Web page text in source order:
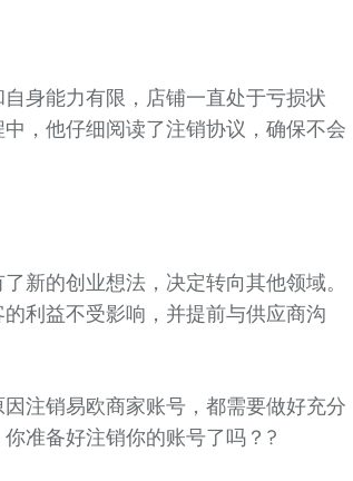
身能力有限，店铺一直处于亏损状
，他仔细阅读了注销协议，确保不会
新的创业想法，决定转向其他领域。
利益不受影响，并提前与供应商沟
注销易欧商家账号，都需要做好充分
准备好注销你的账号了吗？?